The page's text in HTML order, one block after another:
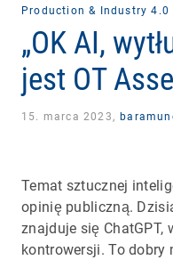
Production & Industry 4.0
„OK AI,
jest OT
15. marca 2023,
Temat sztucznej
opinię publiczną.
znajduje się ChatGPT,
kontrowersji. To dobry